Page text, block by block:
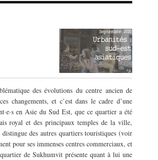
des évolutions du centre ancien de
changements, et c’est dans le cadre d’une
en Asie du Sud Est, que ce quartier a été
royal et des principaux temples de la ville,
des autres quartiers touristiques (voir
pour ses immenses centres commerciaux, et
de Sukhumvit présente quant à lui une